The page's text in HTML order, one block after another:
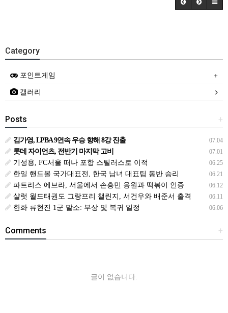
Category
포인트게임
갤러리
+
Posts
07.04
김가영, LPBA 9연속 우승 향해 8강 진출
07.01
롯데 자이언츠, 전반기 마지막 고비
06.25
기성용, FC서울 떠나 포항 스틸러스로 이적
06.21
한일 핸드볼 국가대표전, 한국 남녀 대표팀 동반 승리
06.12
파트리스 에브라, 서울에서 손흥민 응원과 떡볶이 인증
06.11
샬럿 월드태권도 그랑프리 챌린지, 서건우와 배준서 출격
06.06
한화 류현진 1군 말소: 부상 및 복귀 일정
+
Comments
글이 없습니다.